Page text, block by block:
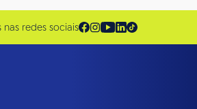
nas redes sociais